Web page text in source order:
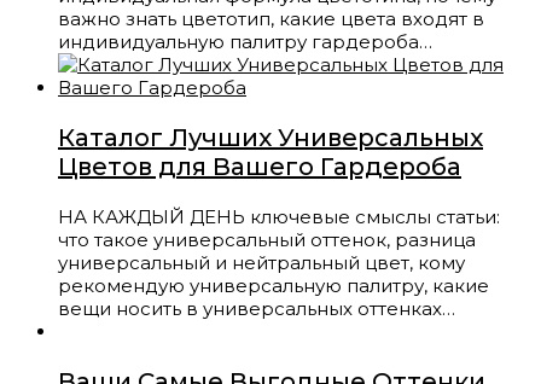
важно знать цветотип, какие цвета входят в
индивидуальную палитру гардероба…
Каталог Лучших Универсальных
Цветов для Вашего Гардероба
НА КАЖДЫЙ ДЕНЬ ключевые смыслы статьи:
что такое универсальный оттенок, разница
универсальный и нейтральный цвет, кому
рекомендую универсальную палитру, какие
вещи носить в универсальных оттенках…